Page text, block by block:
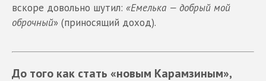
вскоре довольно шутил: «Емелька — добрый мой
оброчный» (приносящий доход).
До того как стать «новым Карамзиным»,